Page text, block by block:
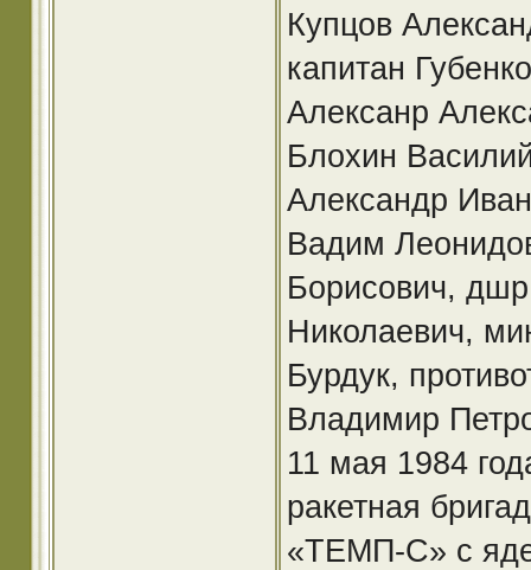
Купцов
капитан
Алексанр
Блохин
Александр
Вадим
Борисович, дшр
Николаевич,
Бурдук,
Владимир
11 мая 1984
ракетная
«ТЕМП-С» с